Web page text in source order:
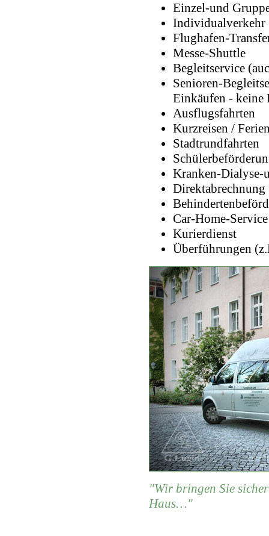
Einzel-und
Individualverkehr
Flughafen-
Messe-Shuttle
Begleitservice
Senioren-
Einkäufen - keine
Ausflugsfahrten
Kurzreisen /
Stadtrundfahrten
Kranken-Dialyse-
Direktabrechnung
Car-Home-Service
Kurierdienst
Überführungen
"Wir bringen Sie
Haus…"